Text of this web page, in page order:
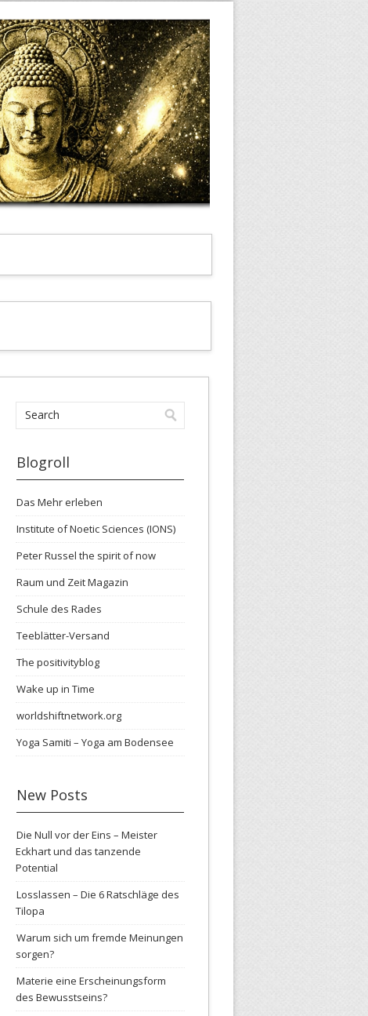
Blogroll
Das Mehr erleben
Institute of Noetic Sciences (IONS)
Peter Russel the spirit of now
Raum und Zeit Magazin
Schule des Rades
Teeblätter-Versand
The positivityblog
Wake up in Time
worldshiftnetwork.org
Yoga Samiti – Yoga am Bodensee
New Posts
Die Null vor der Eins – Meister
Eckhart und das tanzende
Potential
Losslassen – Die 6 Ratschläge des
Tilopa
Warum sich um fremde Meinungen
sorgen?
Materie eine Erscheinungsform
des Bewusstseins?